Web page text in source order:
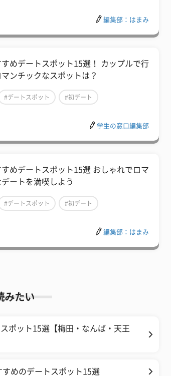
編集部：はまみ
めデートスポット15選！ カップルで行
ンチックなスポットは？
#デートスポット #初デート
学生の窓口編集部
めデートスポット15選 おしゃれでロマ
ートを満喫しよう
#デートスポット #初デート
編集部：はまみ
みたい
ポット15選【梅田・なんば・天王
めのデートスポット15選